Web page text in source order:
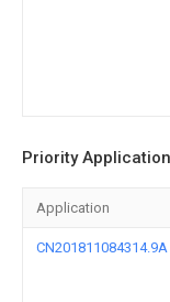
Priority
Application
CN201811084314.9A